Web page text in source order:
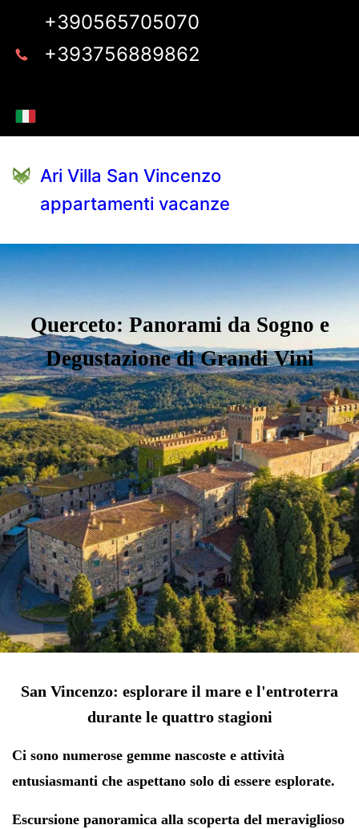
Ari Villa San Vincenzo
appartamenti vacanze
+390565705070
+393756889862
Querceto: Panorami da Sogno e
Degustazione di Grandi Vini
San Vincenzo: esplorare il mare e l'entroterra
durante le quattro stagioni
Ci sono numerose gemme nascoste e attività
entusiasmanti che aspettano solo di essere esplorate.
Escursione panoramica alla scoperta del meraviglioso